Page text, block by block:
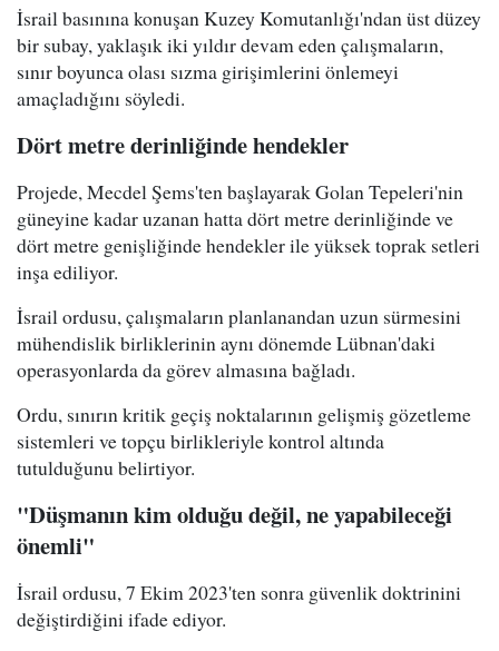
İsrail basınına konuşan Kuzey Komutanlığı'ndan üst düzey
bir subay, yaklaşık iki yıldır devam eden çalışmaların,
sınır boyunca olası sızma girişimlerini önlemeyi
amaçladığını söyledi.
Dört metre derinliğinde hendekler
Projede, Mecdel Şems'ten başlayarak Golan Tepeleri'nin
güneyine kadar uzanan hatta dört metre derinliğinde ve
dört metre genişliğinde hendekler ile yüksek toprak setleri
inşa ediliyor.
İsrail ordusu, çalışmaların planlanandan uzun sürmesini
mühendislik birliklerinin aynı dönemde Lübnan'daki
operasyonlarda da görev almasına bağladı.
Ordu, sınırın kritik geçiş noktalarının gelişmiş gözetleme
sistemleri ve topçu birlikleriyle kontrol altında
tutulduğunu belirtiyor.
"Düşmanın kim olduğu değil, ne yapabileceği
önemli"
İsrail ordusu, 7 Ekim 2023'ten sonra güvenlik doktrinini
değiştirdiğini ifade ediyor.